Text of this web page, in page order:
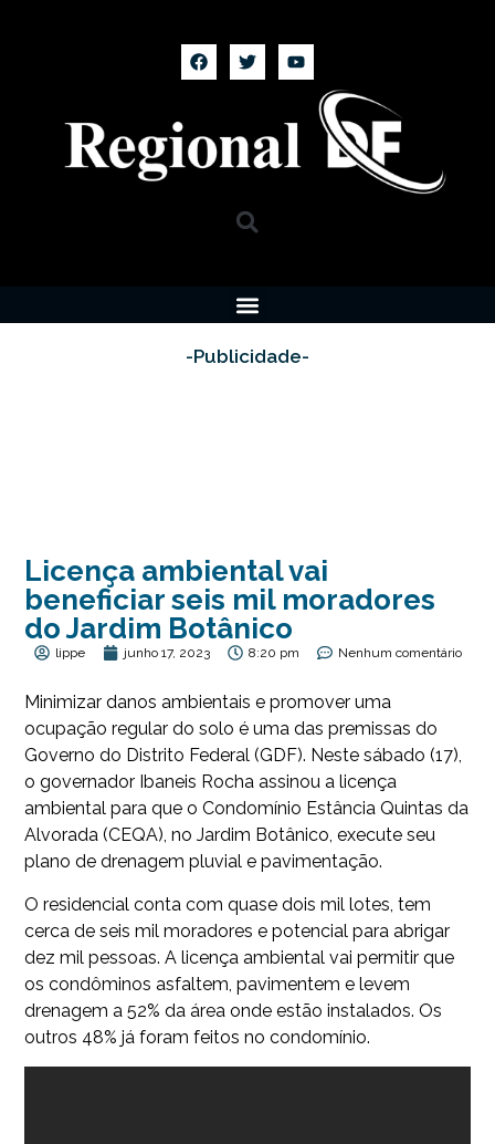
-Publicidade-
Licença ambiental vai
beneficiar seis mil moradores
do Jardim Botânico
lippe junho 17, 2023 8:20 pm Nenhum comentário
Minimizar danos ambientais e promover uma
ocupação regular do solo é uma das premissas do
Governo do Distrito Federal (GDF). Neste sábado (17),
o governador Ibaneis Rocha assinou a licença
ambiental para que o Condomínio Estância Quintas da
Alvorada (CEQA), no Jardim Botânico, execute seu
plano de drenagem pluvial e pavimentação.
O residencial conta com quase dois mil lotes, tem
cerca de seis mil moradores e potencial para abrigar
dez mil pessoas. A licença ambiental vai permitir que
os condôminos asfaltem, pavimentem e levem
drenagem a 52% da área onde estão instalados. Os
outros 48% já foram feitos no condomínio.